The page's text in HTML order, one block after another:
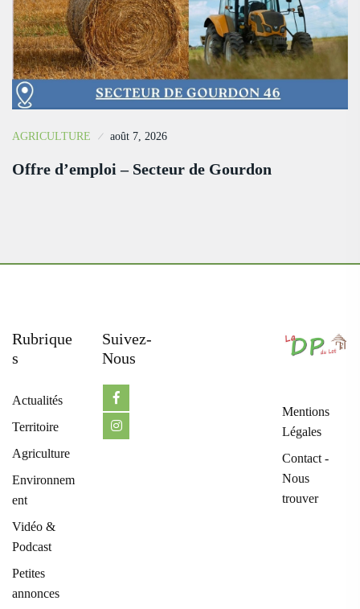
AGRICULTURE août 7, 2026
Offre d’emploi – Secteur de Gourdon
Rubrique
S
Actualités
Territoire
Agriculture
Environnem
ent
Vidéo &
Podcast
Petites
annonces
Suivez-
Nous
Mentions
Légales
Contact -
Nous
trouver